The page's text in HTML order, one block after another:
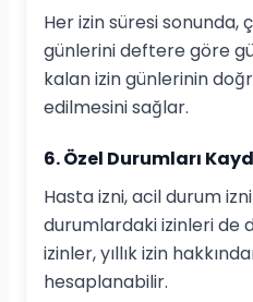
Her izin süresi sonunda,
günlerini deftere göre
kalan izin günlerinin
edilmesini sağlar.
6. Özel Durumları
Hasta izni, acil durum
durumlardaki izinleri de
izinler, yıllık izin
hesaplanabilir.